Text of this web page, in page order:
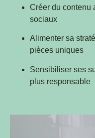
Créer du contenu
sociaux
Alimenter sa
pièces uniques
Sensibiliser ses
plus responsable